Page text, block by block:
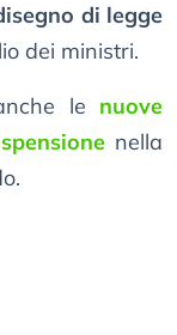
di legge
dei ministri.
le nuove
nella